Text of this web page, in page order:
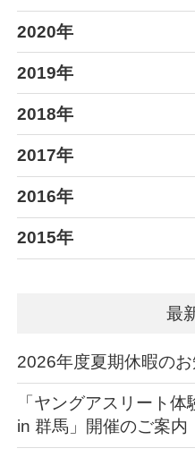
2020年
2019年
2018年
2017年
2016年
2015年
最
2026年度夏期休暇の
「ヤングアスリート
in 群馬」開催のご案内